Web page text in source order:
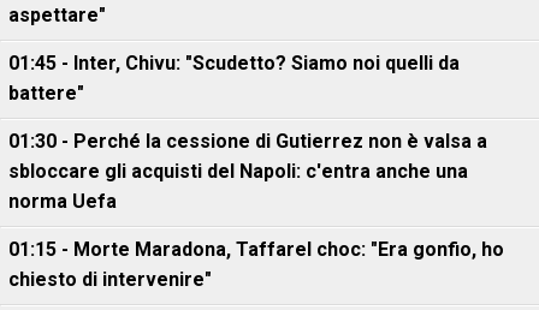
aspettare"
01:45 - Inter, Chivu: "Scudetto? Siamo noi quelli da
battere"
01:30 - Perché la cessione di Gutierrez non è valsa a
sbloccare gli acquisti del Napoli: c'entra anche una
norma Uefa
01:15 - Morte Maradona, Taffarel choc: "Era gonfio, ho
chiesto di intervenire"